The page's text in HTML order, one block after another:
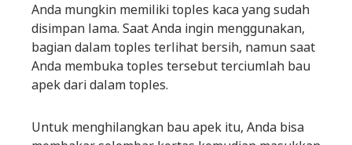
Anda mungkin memiliki toples kaca yang sudah
disimpan lama. Saat Anda ingin menggunakan,
bagian dalam toples terlihat bersih, namun saat
Anda membuka toples tersebut terciumlah bau
apek dari dalam toples.
Untuk menghilangkan bau apek itu, Anda bisa